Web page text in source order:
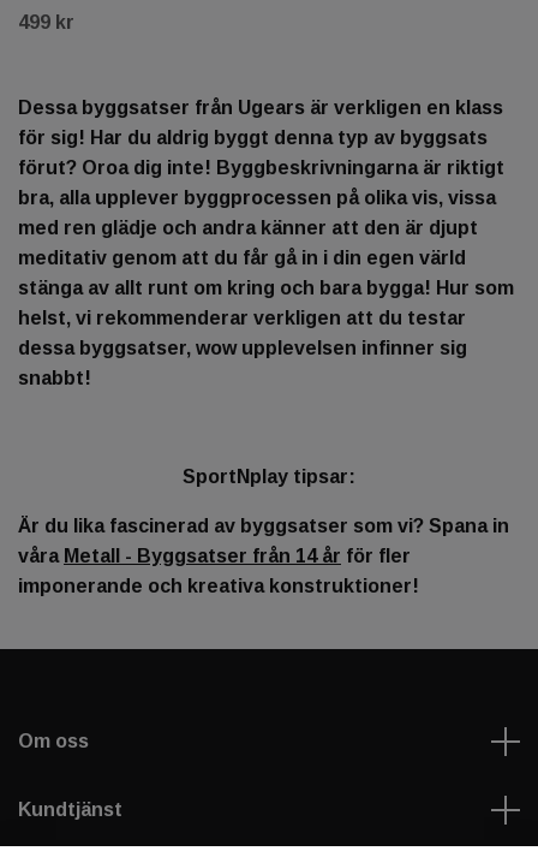
499 kr
Dessa byggsatser från Ugears är verkligen en klass
för sig! Har du aldrig byggt denna typ av byggsats
förut? Oroa dig inte! Byggbeskrivningarna är riktigt
bra, alla upplever byggprocessen på olika vis, vissa
med ren glädje och andra känner att den är djupt
meditativ genom att du får gå in i din egen värld
stänga av allt runt om kring och bara bygga! Hur som
helst, vi rekommenderar verkligen att du testar
dessa byggsatser, wow upplevelsen infinner sig
snabbt!
SportNplay tipsar:
Är du lika fascinerad av byggsatser som vi? Spana in
våra Metall - Byggsatser från 14år för fler
imponerande och kreativa konstruktioner!
Om oss
Kundtjänst